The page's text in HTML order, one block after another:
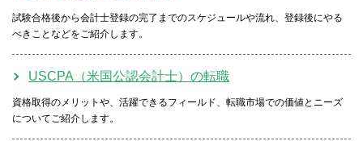
試験合格後から会計士登録の完了までのスケジュールや流れ、登録後にやる
べきことなどをご紹介します。
USCPA（米国公認会計士）の転職
資格取得のメリットや、活躍できるフィールド、転職市場での価値とニーズ
についてご紹介します。